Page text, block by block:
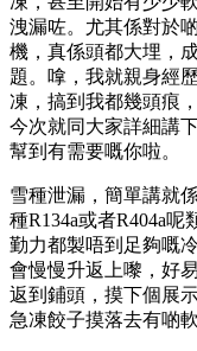
洩漏咗。尤其係對於
機，真係頭都大埋，
題。嗱，我就親身經
凍，搞到我都幾頭痕
今次就同大家詳細講
幫到有需要嘅你啦。
雪種泄漏，簡單講就
種R134a或者R404a
勤力都製唔到足夠嘅
會慢慢升返上嚟，好
返到鋪頭，摸下個展
急凍餃子摸落去有啲